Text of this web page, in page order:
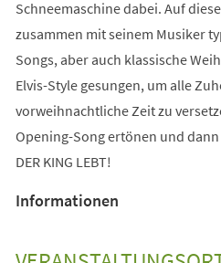
Schneemaschine dabei. Auf
zusammen mit seinem Musiker
Songs, aber auch klassische
Elvis-Style gesungen, um alle
vorweihnachtliche Zeit zu
Opening-Song ertönen und
DER KING LEBT!
Informationen